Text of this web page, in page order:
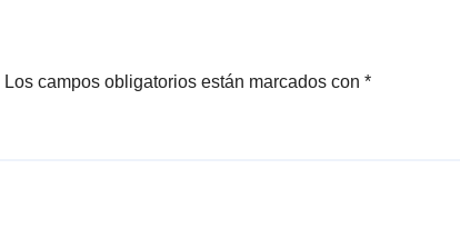
Los campos obligatorios están marcados con *